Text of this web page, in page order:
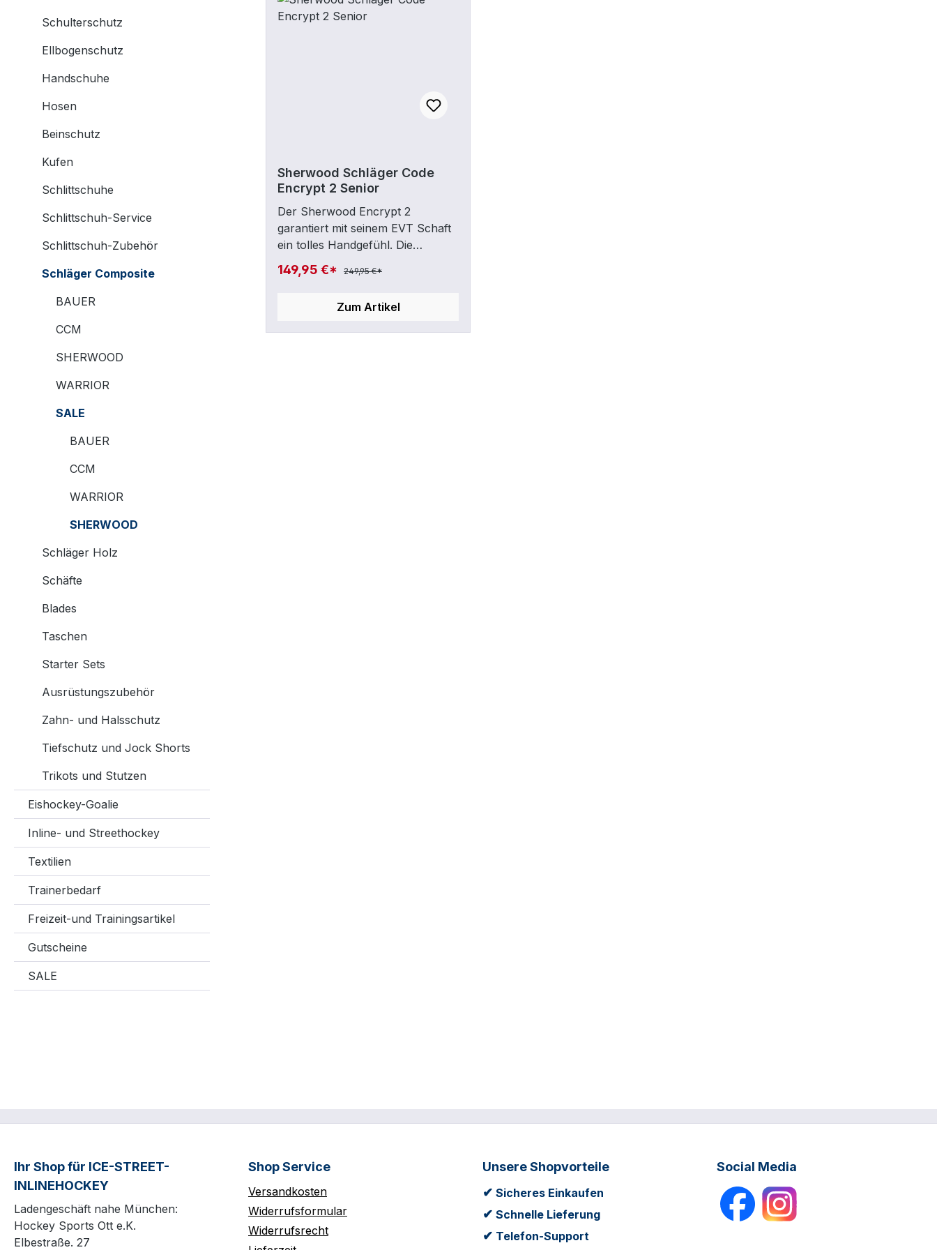
Schulterschutz
Ellbogenschutz
Handschuhe
Hosen
Beinschutz
Kufen
Schlittschuhe
Schlittschuh-Service
Schlittschuh-Zubehör
Schläger Composite
BAUER
CCM
SHERWOOD
WARRIOR
SALE
BAUER
CCM
WARRIOR
SHERWOOD
Schläger Holz
Schäfte
Blades
Taschen
Starter Sets
Ausrüstungszubehör
Zahn- und Halsschutz
Tiefschutz und Jock Shorts
Trikots und Stutzen
Eishockey-Goalie
Inline- und Streethockey
Textilien
Trainerbedarf
Freizeit-und Trainingsartikel
Gutscheine
SALE
Sherwood Schläger Code
Encrypt 2 Senior
Der Sherwood Encrypt 2
garantiert mit seinem EVT Schaft
ein tolles Handgefühl. Die
abgerundeten Kanten bieten
zusätzlichen Komfort und
Spielens. Für eine perfekte
149,95 €* 249,95 €*
Zum Artikel
Ihr Shop für ICE-STREET-
INLINEHOCKEY
Ladengeschäft nahe München:
Hockey Sports Ott e.K.
Elbestraße. 27
Shop Service
Versandkosten
Widerrufsformular
Widerrufsrecht
Unsere Shopvorteile
✔ Sicheres Einkaufen
✔ Schnelle Lieferung
✔ Telefon-Support
Social Media